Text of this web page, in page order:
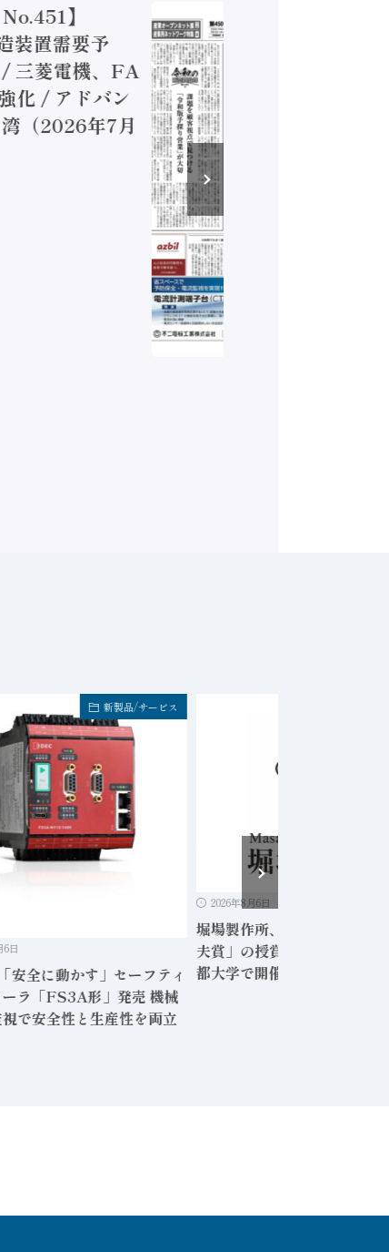
予
、FA
バン
年7月
新製品/サービス
動かす」セーフティ
FS3A形」発売 機械
全性と生産性を両立
2026年8月6日
堀場製作所、10/15に「2026堀場
夫賞」の授賞式と記念セミナーを
都大学で開催